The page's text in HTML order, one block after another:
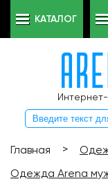
КАТАЛОГ
Главная >
Одежда Arena